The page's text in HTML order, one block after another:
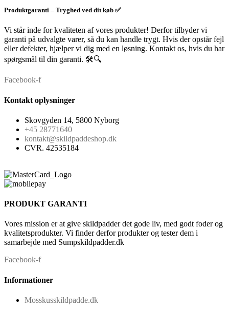
pris
var:
kr.29.90.
er:
kr.12.95.
Produktgaranti – Tryghed ved dit køb ✅
Vi står inde for kvaliteten af vores produkter! Derfor tilbyder vi
garanti på udvalgte varer, så du kan handle trygt. Hvis der opstår fejl
eller defekter, hjælper vi dig med en løsning. Kontakt os, hvis du har
spørgsmål til din garanti. 🛠️🔍
Facebook-f
Kontakt oplysninger
Skovgyden 14, 5800 Nyborg
+45 28771640
kontakt@skildpaddeshop.dk
CVR. 42535184
PRODUKT GARANTI
Vores mission er at give skildpadder det gode liv, med godt foder og
kvalitetsprodukter. Vi finder derfor produkter og tester dem i
samarbejde med Sumpskildpadder.dk
Facebook-f
Informationer
Mosskusskildpadde.dk